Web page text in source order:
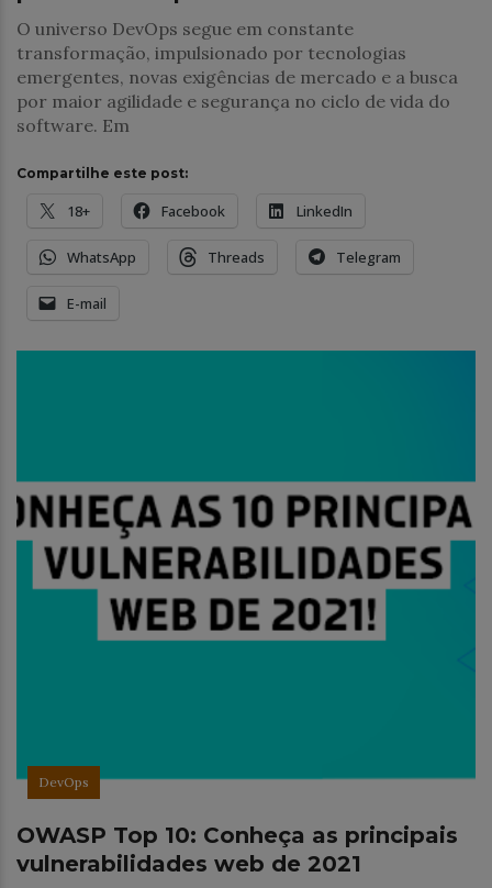
O universo DevOps segue em constante
transformação, impulsionado por tecnologias
emergentes, novas exigências de mercado e a busca
por maior agilidade e segurança no ciclo de vida do
software. Em
Compartilhe este post:
18+ Facebook LinkedIn
WhatsApp Threads Telegram
E-mail
DevOps
OWASP Top 10: Conheça as principais
vulnerabilidades web de 2021